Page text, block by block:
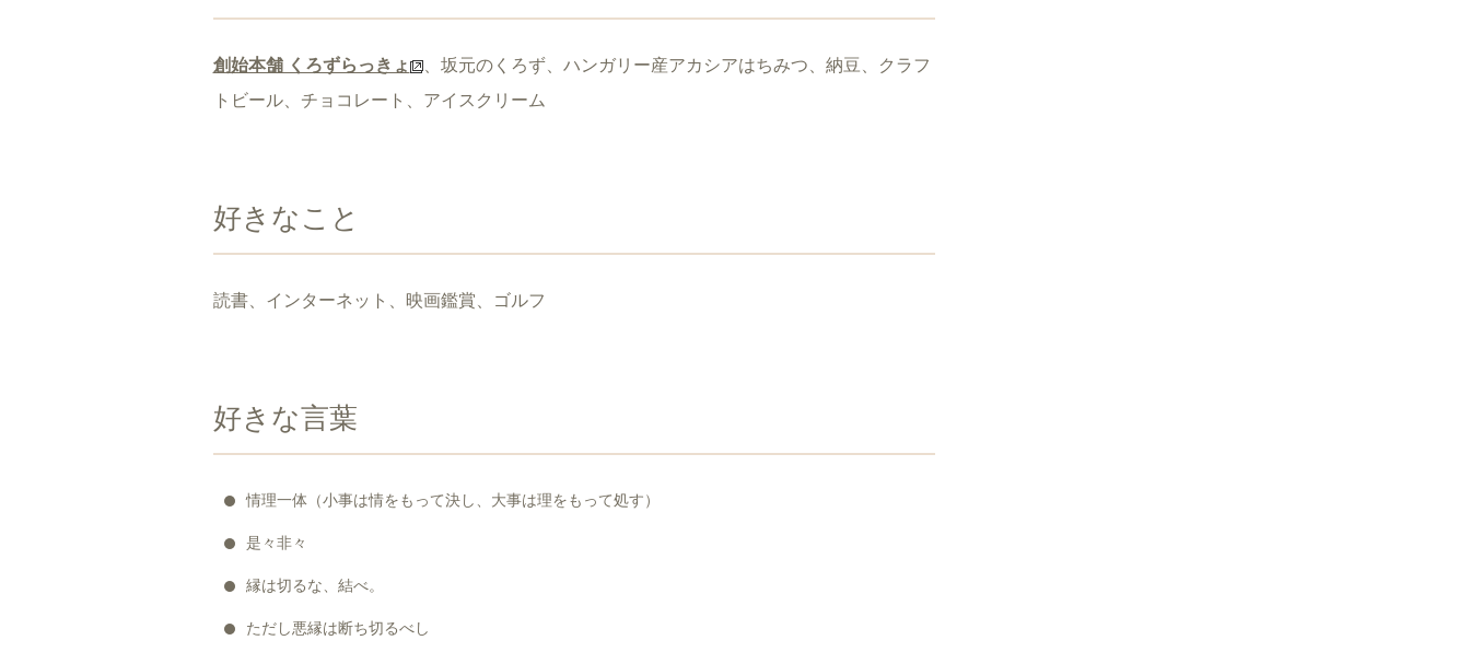
創始本舗 くろずらっきょ
、坂元のくろず、ハンガリー産アカシアはちみつ、納豆、クラフ
トビール、チョコレート、アイスクリーム
好きなこと
読書、インターネット、映画鑑賞、ゴルフ
好きな言葉
情理一体（小事は情をもって決し、大事は理をもって処す）
是々非々
縁は切るな、結べ。
ただし悪縁は断ち切るべし